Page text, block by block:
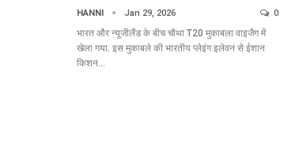
HANNI Jan 29, 2026 0
भारत और न्यूजीलैंड के बीच चौथा T20 मुकाबला वाइजैग में
खेला गया. इस मुकाबले की भारतीय प्लेइंग इलेवन से ईशान
किशन…